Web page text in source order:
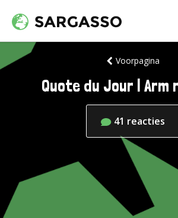
Voorpagina
Quote du Jour | Arm
41 reacties